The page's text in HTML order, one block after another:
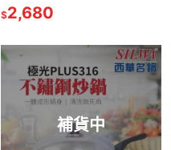
$2,680
補貨中